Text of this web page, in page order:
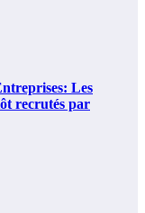
Les
recrutés par